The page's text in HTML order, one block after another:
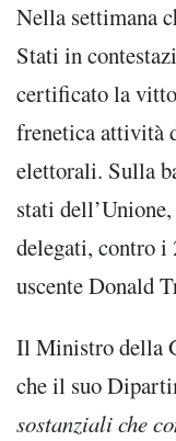
Nella settimana
Stati in
certificato la
frenetica attività
elettorali. Sulla
stati
delegati, contro
uscente Donald
Il Ministro della
che il suo
sostanziali che